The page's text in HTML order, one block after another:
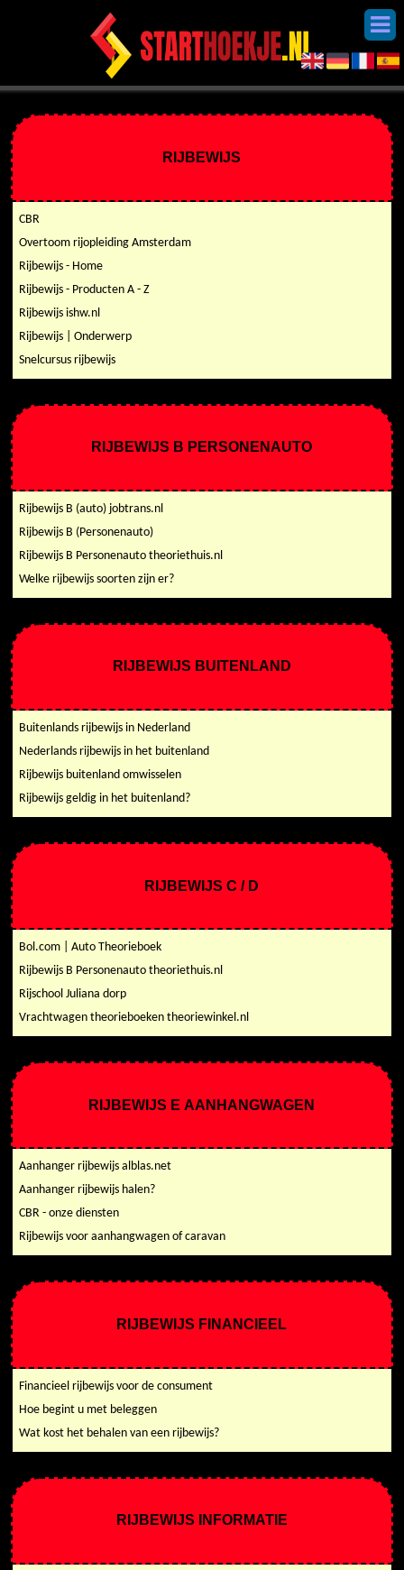
RIJBEWIJS
CBR
Overtoom rijopleiding Amsterdam
Rijbewijs - Home
Rijbewijs - Producten A - Z
Rijbewijs ishw.nl
Rijbewijs | Onderwerp
Snelcursus rijbewijs
RIJBEWIJS B PERSONENAUTO
Rijbewijs B (auto) jobtrans.nl
Rijbewijs B (Personenauto)
Rijbewijs B Personenauto theoriethuis.nl
Welke rijbewijs soorten zijn er?
RIJBEWIJS BUITENLAND
Buitenlands rijbewijs in Nederland
Nederlands rijbewijs in het buitenland
Rijbewijs buitenland omwisselen
Rijbewijs geldig in het buitenland?
RIJBEWIJS C / D
Bol.com | Auto Theorieboek
Rijbewijs B Personenauto theoriethuis.nl
Rijschool Juliana dorp
Vrachtwagen theorieboeken theoriewinkel.nl
RIJBEWIJS E AANHANGWAGEN
Aanhanger rijbewijs alblas.net
Aanhanger rijbewijs halen?
CBR - onze diensten
Rijbewijs voor aanhangwagen of caravan
RIJBEWIJS FINANCIEEL
Financieel rijbewijs voor de consument
Hoe begint u met beleggen
Wat kost het behalen van een rijbewijs?
RIJBEWIJS INFORMATIE